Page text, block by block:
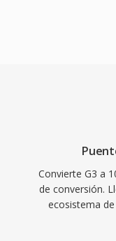
Convierte G3 a
de conversión.
ecosistema